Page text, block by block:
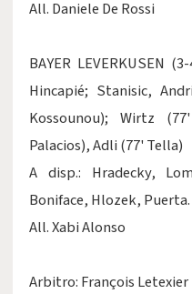
All. Daniele De Rossi
BAYER LEVERKUSEN
Hincapié; Stanisic,
Kossounou); Wirtz
Palacios), Adli (77' Tella)
A disp.: Hradecky,
Boniface, Hlozek, Puerta.
All. Xabi Alonso
Arbitro: François Letexier